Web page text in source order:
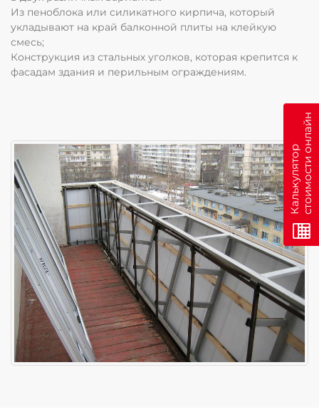
Из пеноблока или силикатного кирпича, который
укладывают на край балконной плиты на клейкую
смесь;
Конструкция из стальных уголков, которая крепится к
фасадам здания и перильным ограждениям.
К
а
л
ь
к
у
л
я
т
о
р
с
т
о
и
м
о
с
т
и
о
н
л
а
йн